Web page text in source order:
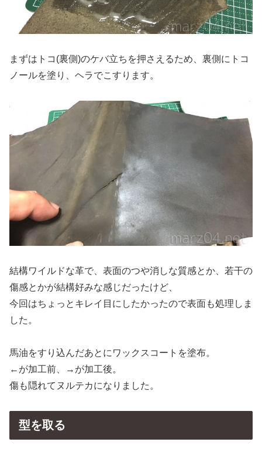
まずはトコ(裏側)のケバ立ちを押さえるため、裏側にトコ
ノールを塗り、ヘラでこすります。
結構ワイルドな革で、表面のつや消しな質感とか、若干の
傷感とかが結構好みな感じだったけど、
今回はちょっとキレイ目にしたかったので表面も処理しま
した。
馬油をすり込んだあとにワックスコートを塗布。
←が加工前、→が加工後。
傷も隠れてヌルテカになりました。
型を取る